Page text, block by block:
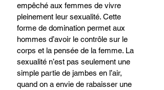
empêché aux femmes de vivre
pleinement leur sexualité. Cette
forme de domination permet aux
hommes d’avoir le contrôle sur le
corps et la pensée de la femme. La
sexualité n’est pas seulement une
simple partie de jambes en l’air,
quand on a envie de rabaisser une